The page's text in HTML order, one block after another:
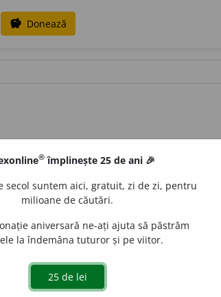
savings Donează
giile(sil.-gi-i-)
® împlinește 25 de ani 🎉
secol suntem aici, gratuit, zi de zi, pentru
milioane de căutări.
aniversară ne-ați ajuta să păstrăm
la îndemâna tuturor și pe viitor.